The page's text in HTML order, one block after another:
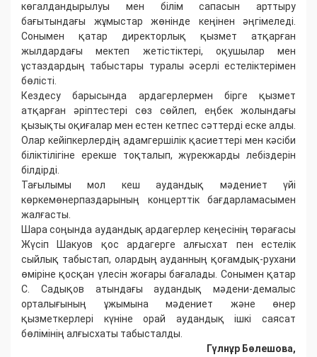
көгалдандырылуы мен білім сапасын арттыру
бағытындағы жұмыстар жөнінде кеңінен әңгімеледі.
Сонымен қатар директорлық қызмет атқарған
жылдардағы мектеп жетістіктері, оқушылар мен
ұстаздардың табыстары туралы әсерлі естеліктерімен
бөлісті.
Кездесу барысында ардагерлермен бірге қызмет
атқарған әріптестері сөз сөйлеп, еңбек жолындағы
қызықты оқиғалар мен естен кетпес сәттерді еске алды.
Олар кейіпкерлердің адамгершілік қасиеттері мен кәсіби
біліктілігіне ерекше тоқталып, жүрекжарды лебіздерін
білдірді.
Тағылымы мол кеш аудандық мәдениет үйі
көркемөнерпаздарының концерттік бағдарламасымен
жалғасты.
Шара соңында аудандық ардагерлер кеңесінің төрағасы
Жүсіп Шакуов қос ардагерге алғысхат пен естелік
сыйлық табыстап, олардың ауданның қоғамдық-рухани
өміріне қосқан үлесін жоғары бағалады. Сонымен қатар
С. Садықов атындағы аудандық мәдени-демалыс
орталығының ұжымына мәдениет және өнер
қызметкерлері күніне орай аудандық ішкі саясат
бөлімінің алғысхаты табысталды.
Гүлнұр Бөлешова,